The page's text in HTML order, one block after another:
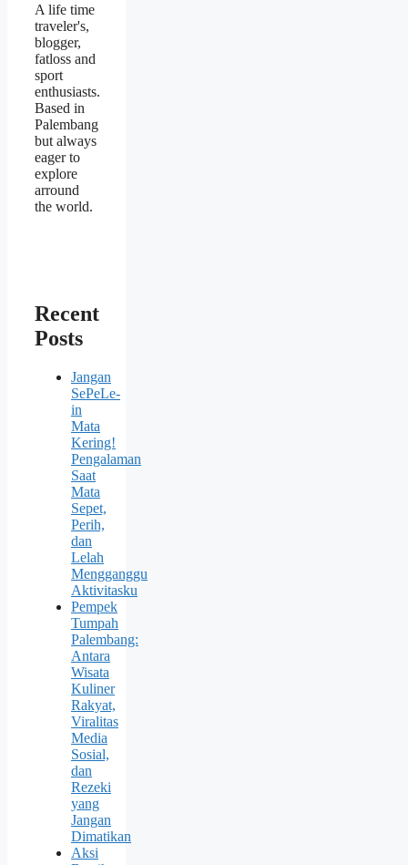
A life time
traveler's,
blogger,
fatloss and
sport
enthusiasts.
Based in
Palembang
but always
eager to
explore
arround
the world.
Recent
Posts
Jangan
SePeLe-
in
Mata
Kering!
Pengalaman
Saat
Mata
Sepet,
Perih,
dan
Lelah
Mengganggu
Aktivitasku
Pempek
Tumpah
Palembang:
Antara
Wisata
Kuliner
Rakyat,
Viralitas
Media
Sosial,
dan
Rezeki
yang
Jangan
Dimatikan
Aksi